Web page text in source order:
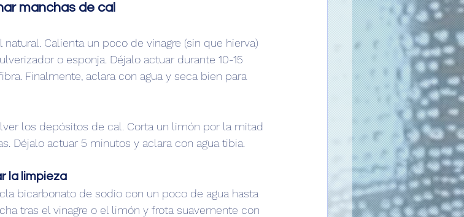
manchas de cal
Calienta un poco de vinagre (sin que hierva)
o esponja. Déjalo actuar durante 10-15
Finalmente, aclara con agua y seca bien para
los depósitos de cal. Corta un limón por la mitad
Déjalo actuar 5 minutos y aclara con agua tibia.
la limpieza
bicarbonato de sodio con un poco de agua hasta
tras el vinagre o el limón y frota suavemente con